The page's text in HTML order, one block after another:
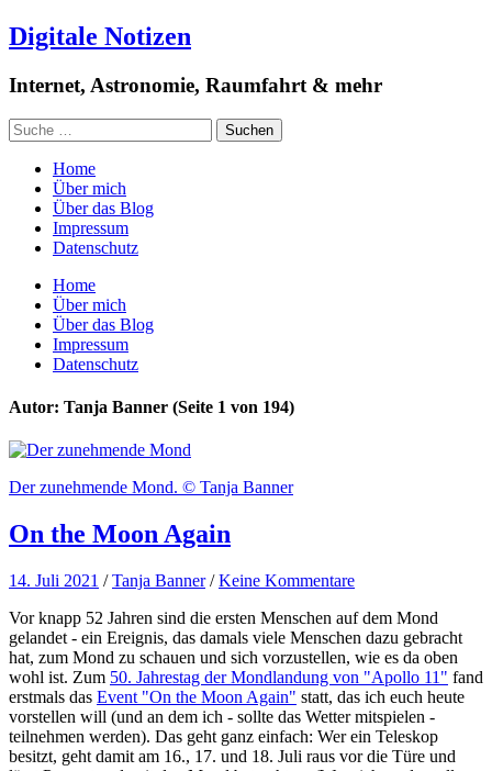
Digitale Notizen
Internet, Astronomie, Raumfahrt & mehr
Home
Über mich
Über das Blog
Impressum
Datenschutz
Home
Über mich
Über das Blog
Impressum
Datenschutz
Autor: Tanja Banner (Seite 1 von 194)
Der zunehmende Mond. © Tanja Banner
On the Moon Again
14. Juli 2021 /Tanja Banner /Keine Kommentare
Vor knapp 52 Jahren sind die ersten Menschen auf dem Mond
gelandet - ein Ereignis, das damals viele Menschen dazu gebracht
hat, zum Mond zu schauen und sich vorzustellen, wie es da oben
wohl ist. Zum 50. Jahrestag der Mondlandung von "Apollo 11" fand
erstmals das Event "On the Moon Again" statt, das ich euch heute
vorstellen will (und an dem ich - sollte das Wetter mitspielen -
teilnehmen werden). Das geht ganz einfach: Wer ein Teleskop
besitzt, geht damit am 16., 17. und 18. Juli raus vor die Türe und